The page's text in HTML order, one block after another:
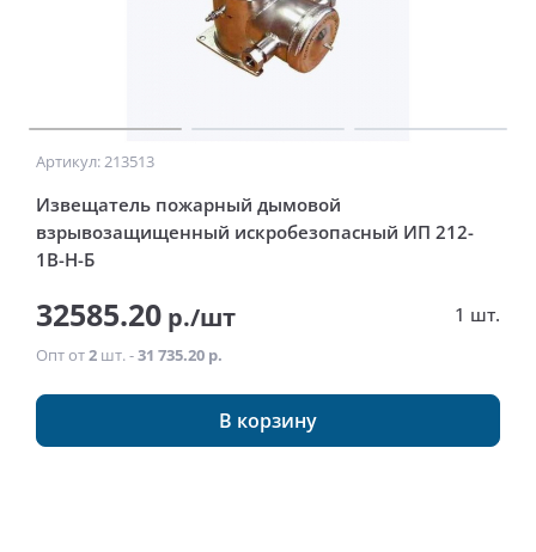
Артикул: 213513
Извещатель пожарный дымовой
взрывозащищенный искробезопасный ИП 212-
1В-Н-Б
32585.20 р./шт 1 шт.
Опт от2 шт. -31 735.20 р.
В корзину